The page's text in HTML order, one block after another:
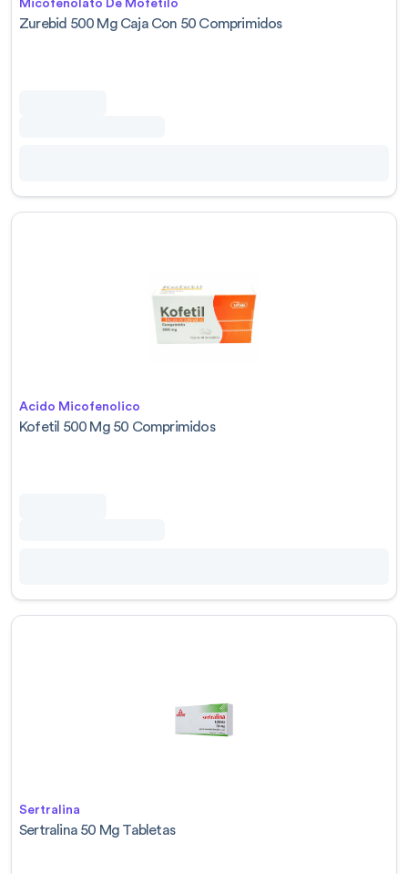
Micofenolato De Mofetilo
Zurebid 500 Mg Caja Con 50 Comprimidos
Acido Micofenolico
Kofetil 500 Mg 50 Comprimidos
Sertralina
Sertralina 50 Mg Tabletas